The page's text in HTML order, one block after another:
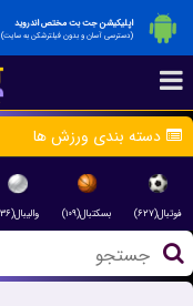
اپلیکیشن جت بت مختص اندروید
(دسترسی آسان و بدون فیلترشکن به سایت)
دسته بندی ورزش ها
فوتبال(۶۲۷) بسکتبال(۱۰۹) والیبال(۳۶)